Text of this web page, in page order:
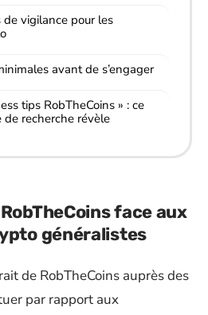
de vigilance pour les
avant de s’engager
tips RobTheCoins » : ce
recherche révèle
face aux
généralistes
de RobTheCoins auprès des
par rapport aux